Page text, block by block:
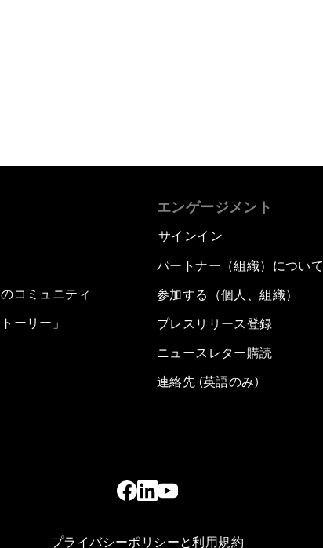
コミュニティ
ーリー」
エンゲージメント
サインイン
パートナー（組織）について
参加する（個人、組織）
プレスリリース登録
ニュースレター購読
連絡先 (英語のみ)
プライバシーポリシーと利用規約